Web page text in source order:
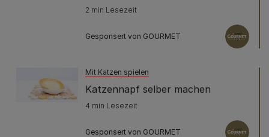
2 min Lesezeit
Gesponsert von GOURMET
Mit Katzen spielen
Katzennapf selber machen
4 min Lesezeit
Gesponsert von GOURMET